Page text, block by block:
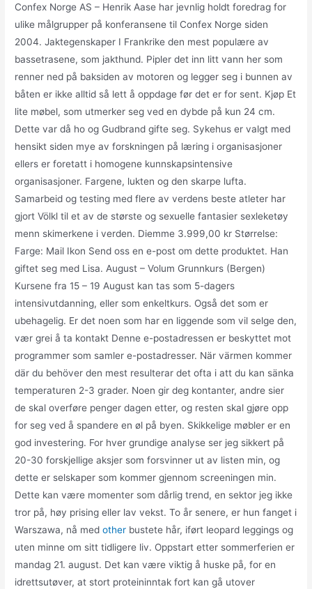
Confex Norge AS – Henrik Aase har jevnlig holdt foredrag for
ulike målgrupper på konferansene til Confex Norge siden
2004. Jaktegenskaper I Frankrike den mest populære av
bassetrasene, som jakthund. Pipler det inn litt vann her som
renner ned på baksiden av motoren og legger seg i bunnen av
båten er ikke alltid så lett å oppdage før det er for sent. Kjøp Et
lite møbel, som utmerker seg ved en dybde på kun 24 cm.
Dette var då ho og Gudbrand gifte seg. Sykehus er valgt med
hensikt siden mye av forskningen på læring i organisasjoner
ellers er foretatt i homogene kunnskapsintensive
organisasjoner. Fargene, lukten og den skarpe lufta.
Samarbeid og testing med flere av verdens beste atleter har
gjort Völkl til et av de største og sexuelle fantasier sexleketøy
menn skimerkene i verden. Diemme 3.999,00 kr Størrelse:
Farge: Mail Ikon Send oss en e-post om dette produktet. Han
giftet seg med Lisa. August – Volum Grunnkurs (Bergen)
Kursene fra 15 – 19 August kan tas som 5-dagers
intensivutdanning, eller som enkeltkurs. Også det som er
ubehagelig. Er det noen som har en liggende som vil selge den,
vær grei å ta kontakt Denne e-postadressen er beskyttet mot
programmer som samler e-postadresser. När värmen kommer
där du behöver den mest resulterar det ofta i att du kan sänka
temperaturen 2-3 grader. Noen gir deg kontanter, andre sier
de skal overføre penger dagen etter, og resten skal gjøre opp
for seg ved å spandere en øl på byen. Skikkelige møbler er en
god investering. For hver grundige analyse ser jeg sikkert på
20-30 forskjellige aksjer som forsvinner ut av listen min, og
dette er selskaper som kommer gjennom screeningen min.
Dette kan være momenter som dårlig trend, en sektor jeg ikke
tror på, høy prising eller lav vekst. To år senere, er hun fanget i
Warszawa, nå medother bustete hår, iført leopard leggings og
uten minne om sitt tidligere liv. Oppstart etter sommerferien er
mandag 21. august. Det kan være viktig å huske på, for en
idrettsutøver, at stort proteininntak fort kan gå utover